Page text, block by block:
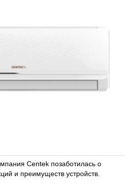
Centek позаботилась о
и преимуществ устройств.